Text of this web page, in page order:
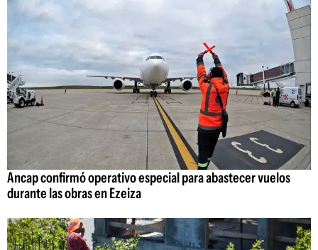
Ancap confirmó operativo especial para abastecer vuelos
durante las obras en Ezeiza